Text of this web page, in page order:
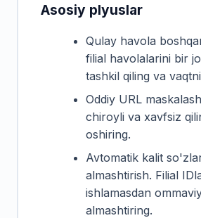
Asosiy plyuslar
Qulay havola
filial havolalarini bir
tashkil qiling va
Oddiy URL
chiroyli va xavfsiz
oshiring.
Avtomatik kalit
almashtirish. Filial
ishlamasdan
almashtiring.